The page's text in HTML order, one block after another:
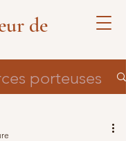
de
porteuses